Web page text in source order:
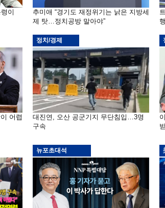
이
추미애 “경기도 재정위기는 낡은 지방세
제 탓…정치공방 말아야”
어렵
정치/경제
대진연, 오산 공군기지 무단침입…3명
구속
뉴포초대석